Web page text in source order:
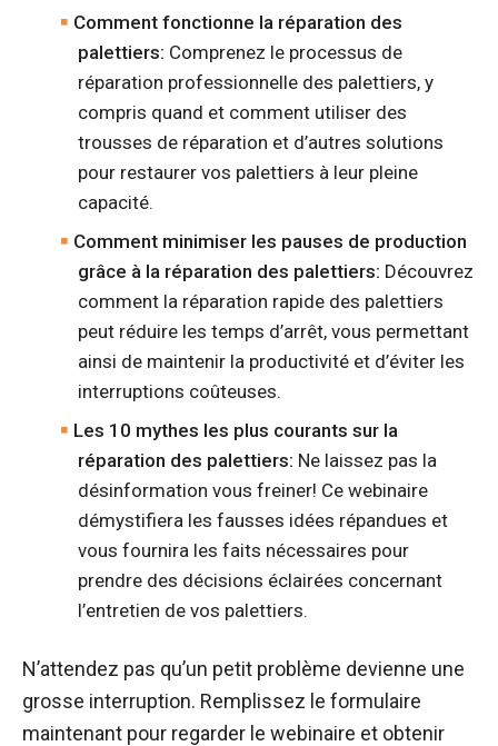
Comment fonctionne la réparation des
palettiers: Comprenez le processus de
réparation professionnelle des palettiers, y
compris quand et comment utiliser des
trousses de réparation et d’autres solutions
pour restaurer vos palettiers à leur pleine
capacité.
Comment minimiser les pauses de production
grâce à la réparation des palettiers: Découvrez
comment la réparation rapide des palettiers
peut réduire les temps d’arrêt, vous permettant
ainsi de maintenir la productivité et d’éviter les
interruptions coûteuses.
Les 10 mythes les plus courants sur la
réparation des palettiers: Ne laissez pas la
désinformation vous freiner! Ce webinaire
démystifiera les fausses idées répandues et
vous fournira les faits nécessaires pour
prendre des décisions éclairées concernant
l’entretien de vos palettiers.
N’attendez pas qu’un petit problème devienne une
grosse interruption. Remplissez le formulaire
maintenant pour regarder le webinaire et obtenir